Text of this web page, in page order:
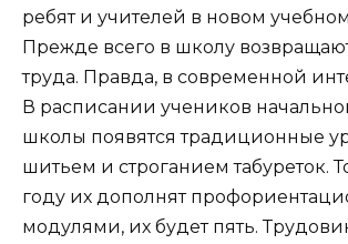
ребят и учителей в новом
Прежде всего в школу
труда. Правда, в современной
В расписании учеников
школы появятся традиционные
шитьем и строганием табуреток.
году их дополнят
модулями, их будет пять.